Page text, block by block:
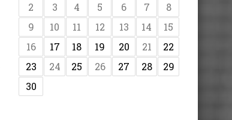
2
3 4 5 6 7
8
9
10 11 12 13 14
15
16
17 18 19 20 21
22
23
24 25 26 27 28
29
30